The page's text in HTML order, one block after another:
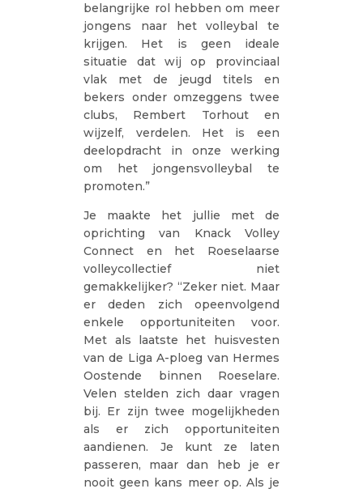
belangrijke rol hebben om meer
jongens naar het volleybal te
krijgen. Het is geen ideale
situatie dat wij op provinciaal
vlak met de jeugd titels en
bekers onder omzeggens twee
clubs, Rembert Torhout en
wijzelf, verdelen. Het is een
deelopdracht in onze werking
om het jongensvolleybal te
promoten.”
Je maakte het jullie met de
oprichting van Knack Volley
Connect en het Roeselaarse
volleycollectief niet
gemakkelijker? “Zeker niet. Maar
er deden zich opeenvolgend
enkele opportuniteiten voor.
Met als laatste het huisvesten
van de Liga A-ploeg van Hermes
Oostende binnen Roeselare.
Velen stelden zich daar vragen
bij. Er zijn twee mogelijkheden
als er zich opportuniteiten
aandienen. Je kunt ze laten
passeren, maar dan heb je er
nooit geen kans meer op. Als je